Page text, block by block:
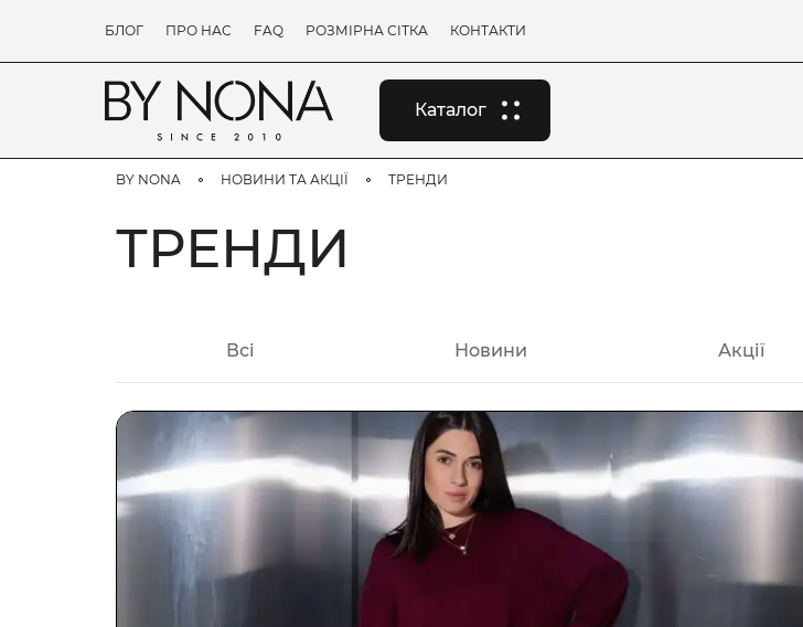
БЛОГ ПРО НАС FAQ РОЗМІРНА СІТКА КОНТАКТИ
Каталог
BY NONA НОВИНИ ТА АКЦІЇ ТРЕНДИ
ТРЕНДИ
Всі Новини Акції